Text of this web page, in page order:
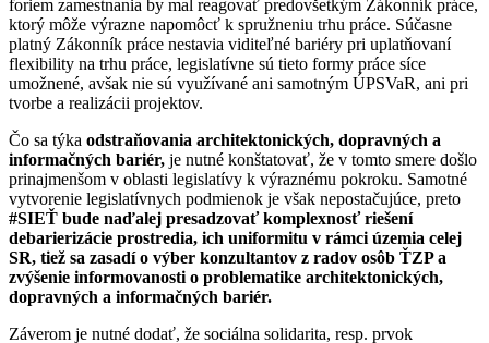
foriem zamestnania by mal reagovať predovšetkým Zákonník práce,
ktorý môže výrazne napomôcť k spružneniu trhu práce. Súčasne
platný Zákonník práce nestavia viditeľné bariéry pri uplatňovaní
flexibility na trhu práce, legislatívne sú tieto formy práce síce
umožnené, avšak nie sú využívané ani samotným ÚPSVaR, ani pri
tvorbe a realizácii projektov.
Čo sa týka odstraňovania architektonických, dopravných a
informačných bariér, je nutné konštatovať, že v tomto smere došlo
prinajmenšom v oblasti legislatívy k výraznému pokroku. Samotné
vytvorenie legislatívnych podmienok je však nepostačujúce, preto
#SIEŤ bude naďalej presadzovať komplexnosť riešení
debarierizácie prostredia, ich uniformitu v rámci územia celej
SR, tiež sa zasadí o výber konzultantov z radov osôb ŤZP a
zvýšenie informovanosti o problematike architektonických,
dopravných a informačných bariér.
Záverom je nutné dodať, že sociálna solidarita, resp. prvok